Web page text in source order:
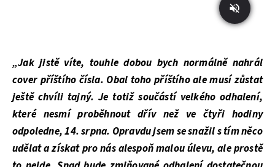
„Jak jistě víte, touhle dobou bych normálně nahrál
cover příštího čísla. Obal toho příštího ale musí zůstat
ještě chvíli tajný. Je totiž součástí velkého odhalení,
které nesmí proběhnout dřív než ve čtyři hodiny
odpoledne, 14. srpna. Opravdu jsem se snažil s tím něco
udělat a získat pro nás alespoň malou úlevu, ale prostě